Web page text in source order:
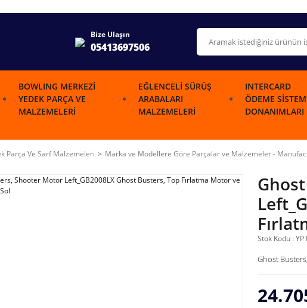
Bize Ulaşın
05413697506
BOWLING MERKEZI
YEDEK PARÇA VE
MALZEMELERI
EĞLENCELI SÜRÜŞ
ARABALARI
MALZEMELERI
INTERCARD
ÖDEME SISTEM
DONANIMLARI
Parça Ve Sarf Malzemeleri Marka ve Modellere Göre Parçalar ve Malzemeler -
Stok Kodu : YP
Ghost